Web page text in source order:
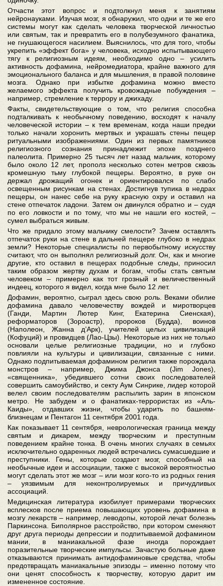
Отчасти этот вопрос и подтолкнул меня к занятиям
нейронауками. Изучая мозг, я обнаружил, что одни и те же его
системы могут как сделать человека творческой личностью
или святым, так и превратить его в полубезумного фанатика,
не гнушающегося насилием. Выяснилось, что для того, чтобы
укрепить «эффект бога» у человека, исходно испытывающего
тягу к религиозным идеям, необходимо одно – усилить
активность дофамина, нейромедиатора, крайне важного для
эмоционального баланса и для мышления, в правой половине
мозга. Однако при избытке дофамина можно вместо
желаемого эффекта получить кровожадные побуждения –
например, стремление к террору и джихаду.
Факты, свидетельствующие о том, что религия способна
подталкивать к необычному поведению, восходят к началу
человеческой истории – к тем временам, когда наши предки
только начали хоронить мертвых и украшать стены пещер
ритуальными изображениями. Один из первых памятников
религиозного сознания принадлежит эпохе позднего
палеолита. Примерно 25 тысяч лет назад мальчик, которому
было около 12 лет, прополз несколько сотен метров сквозь
кромешную тьму глубокой пещеры. Вероятно, в руке он
держал дрожащий огонек и ориентировался по слабо
освещенным рисункам на стенах. Достигнув тупика в недрах
пещеры, он нанес себе на руку красную охру и оставил на
стене отпечаток ладони. Затем он двинулся обратно и – судя
по его ловкости и по тому, что мы не нашли его костей, –
сумел выбраться живым.
Что же придало этому мальчику смелости? Зачем оставлять
отпечаток руки на стене в дальней пещере глубоко в недрах
земли? Некоторые специалисты по первобытному искусству
считают, что он выполнял религиозный долг. Он, как и многие
другие, кто оставил в пещерах подобные следы, приносил
таким образом жертву духам и богам, чтобы стать святым
человеком – примерно как тот грозный и величественный
индеец, которого я видел, когда мне было 12 лет.
Дофамин, вероятно, сыграл здесь свою роль. Веками обилие
дофамина давало человечеству вождей и миротворцев
(Ганди, Мартин Лютер Кинг, Екатерина Сиенская),
реформаторов (Зороастр), пророков (Будда), воинов
(Наполеон, Жанна д’Арк), учителей целых цивилизаций
(Кофуций) и провидцев (Лао-Цзы). Некоторые из них не только
основали целые религиозные традиции, но и глубоко
повлияли на культуры и цивилизации, связанные с ними.
Однако подпитываемая дофамином религия также порождала
монстров – например, Джима Джонса (Jim Jones),
«священника», убедившего сотни своих последователей
совершить самоубийство, и секту Аум Синрике, лидер которой
велел своим последователям распылить зарин в японском
метро. Не забудем и о фанатиках-террористах из «Аль-
Каиды», отдавших жизни, чтобы ударить по башням-
близнецам и Пентагон 11 сентября 2001 года.
Как показывает 11 сентября, неврологическая граница между
святым и дикарем, между творческим и преступным
поведением крайне тонка. В очень многих случаях в семьях
исключительно одаренных людей встречались сумасшедшие и
преступники. Гены, которые создают мозг, способный на
необычные идеи и ассоциации, также с высокой вероятностью
могут сделать этот же мозг – или мозг кого-то из родных гения
– уязвимым для неконтролируемых и причудливых
ассоциаций.
Медицинская литература изобилует примерами творческих
всплесков после приема повышающих уровень дофамина в
мозгу лекарств – например, леводопы, которой лечат болезнь
Паркинсона. Биполярное расстройство, при котором сменяют
друг друга периоды депрессии и подпитываемой дофамином
мании, в маниакальной фазе иногда порождает
поразительные творческие импульсы. Зачастую больные даже
отказываются принимать антидофаминовые средства, чтобы
предотвращать маниакальные эпизоды – именно потому что
они ценят способность к творчеству, которую дарит им
измененное состояние.